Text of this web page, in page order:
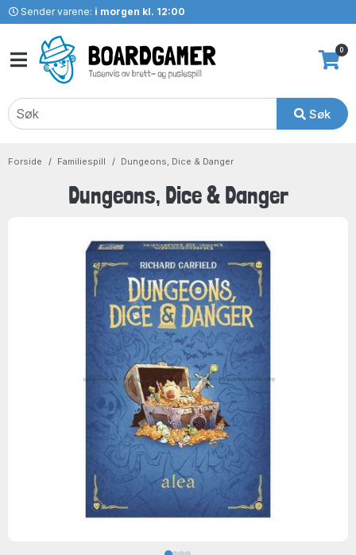
Sender varene: i morgen kl. 12:00
Søk
0
Forside Familiespill Dungeons, Dice & Danger
Dungeons, Dice & Danger